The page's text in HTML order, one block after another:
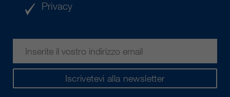
Iscrivetevi alla newsletter
Privacy